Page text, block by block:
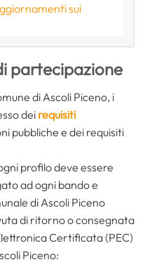
sui
partecipazione
di Ascoli Piceno, i
dei requisiti
pubbliche e dei requisiti
profilo deve essere
ad ogni bando e
di Ascoli Piceno
di ritorno o consegnata
Certificata (PEC)
Piceno: